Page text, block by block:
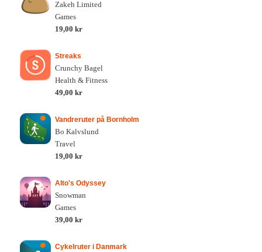
Zakeh Limited
Games
19,00 kr
Streaks
Crunchy Bagel
Health & Fitness
49,00 kr
Vandreruter på Bornholm
Bo Kalvslund
Travel
19,00 kr
Alto's Odyssey
Snowman
Games
39,00 kr
Cykelruter i Danmark